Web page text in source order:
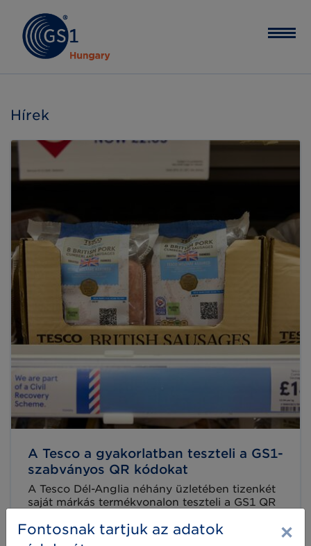
Hírek
A Tesco a gyakorlatban teszteli a GS1-
szabványos QR kódokat
A Tesco Dél-Anglia néhány üzletében tizenkét
saját márkás termékvonalon teszteli a GS1 QR
Fontosnak tartjuk az adatok
×